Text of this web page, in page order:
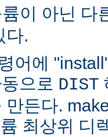
이 아닌 다
다.
어에
으로 DIST
만든다.
최상위 디